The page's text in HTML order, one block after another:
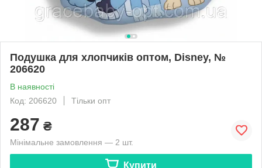
Подушка для хлопчиків оптом, Disney, №
206620
В наявності
Код: 206620
Тільки опт
287 ₴
Мінімальне замовлення — 2 шт.
Купити